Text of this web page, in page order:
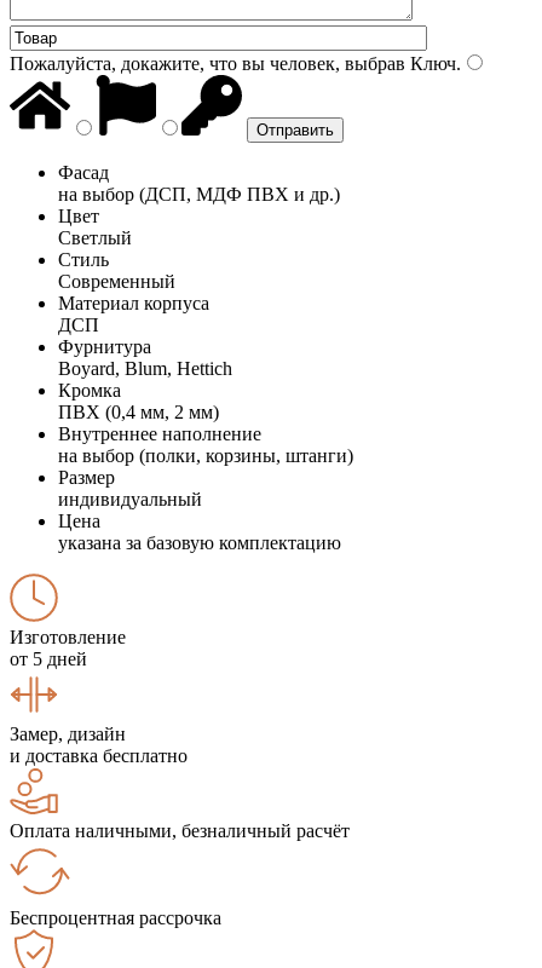
Пожалуйста, докажите, что вы человек, выбрав Ключ.
Фасад
на выбор (ДСП, МДФ ПВХ и др.)
Цвет
Светлый
Стиль
Современный
Материал корпуса
ДСП
Фурнитура
Boyard, Blum, Hettich
Кромка
ПВХ (0,4 мм, 2 мм)
Внутреннее наполнение
на выбор (полки, корзины, штанги)
Размер
индивидуальный
Цена
указана за базовую комплектацию
Изготовление
от 5 дней
Замер, дизайн
и доставка бесплатно
Оплата наличными, безналичный расчёт
Беспроцентная рассрочка